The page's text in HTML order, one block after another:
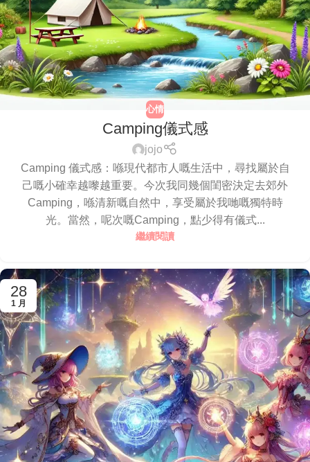
心情
Camping儀式感
jojo
Camping 儀式感：喺現代都市人嘅生活中，尋找屬於自
己嘅小確幸越嚟越重要。今次我同幾個閨密決定去郊外
Camping，喺清新嘅自然中，享受屬於我哋嘅獨特時
光。當然，呢次嘅Camping，點少得有儀式...
繼續閱讀
28
1 月